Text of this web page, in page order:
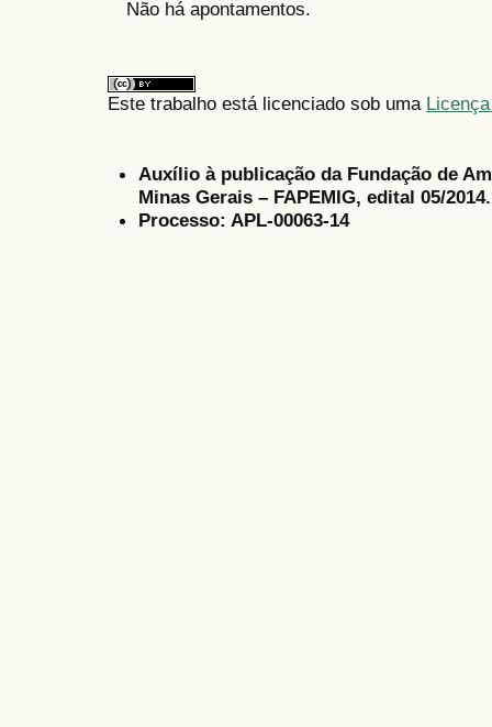
Não há apontamentos.
Este trabalho está licenciado sob uma
Auxílio à publicação da Fundação de
Minas Gerais – FAPEMIG, edital 05/2014.
Processo: APL-00063-14